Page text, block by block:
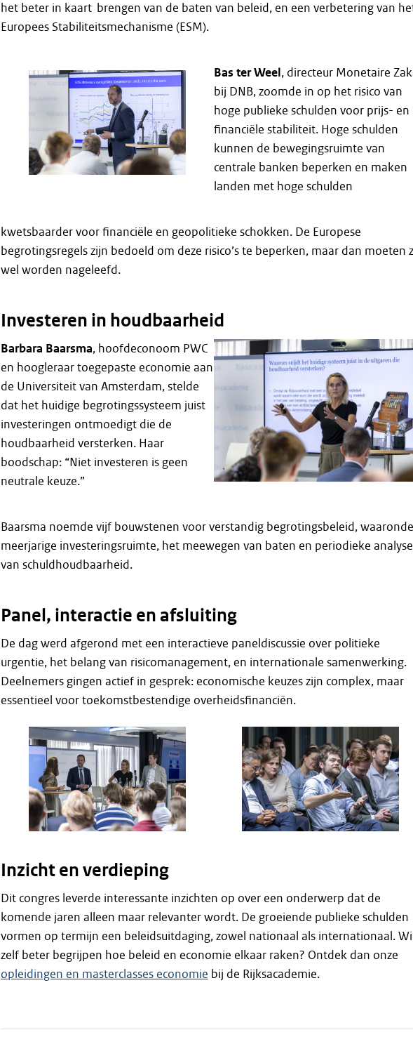
het beter in kaart brengen van de baten van beleid, en een verbetering van
Europees Stabiliteitsmechanisme (ESM).
Bas ter Weel, directeur Monetaire
bij DNB, zoomde in op het risico van
hoge publieke schulden voor prijs- en
financiële stabiliteit. Hoge schulden
kunnen de bewegingsruimte van
centrale banken beperken en maken
landen met hoge schulden
kwetsbaarder voor financiële en geopolitieke schokken. De Europese
begrotingsregels zijn bedoeld om deze risico’s te beperken, maar dan moeten
wel worden nageleefd.
Investeren in houdbaarheid
Barbara Baarsma, hoofdeconoom PWC
en hoogleraar toegepaste economie aan
de Universiteit van Amsterdam, stelde
dat het huidige begrotingssysteem juist
investeringen ontmoedigt die de
houdbaarheid versterken. Haar
boodschap: “Niet investeren is geen
neutrale keuze.”
Baarsma noemde vijf bouwstenen voor verstandig begrotingsbeleid,
meerjarige investeringsruimte, het meewegen van baten en periodieke analyse
van schuldhoudbaarheid.
Panel, interactie en afsluiting
De dag werd afgerond met een interactieve paneldiscussie over politieke
urgentie, het belang van risicomanagement, en internationale samenwerking.
Deelnemers gingen actief in gesprek: economische keuzes zijn complex, maar
essentieel voor toekomstbestendige overheidsfinanciën.
Inzicht en verdieping
Dit congres leverde interessante inzichten op over een onderwerp dat de
komende jaren alleen maar relevanter wordt. De groeiende publieke schulden
vormen op termijn een beleidsuitdaging, zowel nationaal als internationaal.
zelf beter begrijpen hoe beleid en economie elkaar raken? Ontdek dan onze
opleidingen en masterclasses economie bij de Rijksacademie.